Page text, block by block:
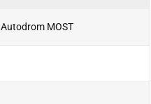
Autodrom MOST